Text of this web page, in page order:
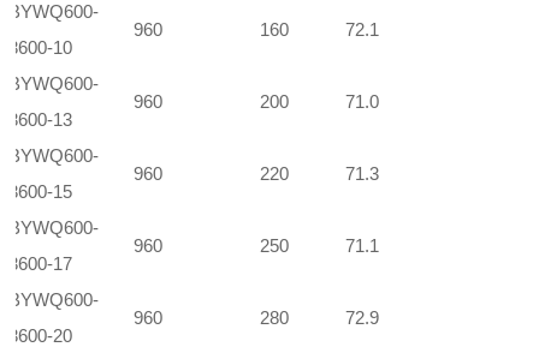
BYWQ600-
3600-10
960 160 72.1
BYWQ600-
3600-13
960 200 71.0
BYWQ600-
3600-15
960 220 71.3
BYWQ600-
3600-17
960 250 71.1
BYWQ600-
3600-20
960 280 72.9